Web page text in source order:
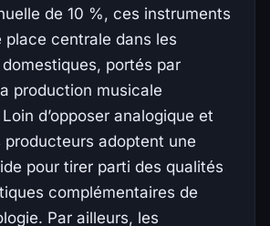
de 10 %, ces instruments
place centrale dans les
portés par
production musicale
d’opposer analogique et
producteurs adoptent une
pour tirer parti des qualités
complémentaires de
Par ailleurs, les